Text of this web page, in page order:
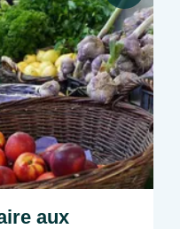
aux